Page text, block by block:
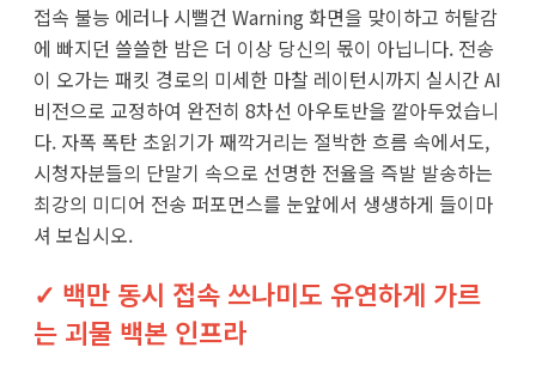
접속 불능 에러나 시뻘건 Warning 화면을 맞이하고 허탈감
에 빠지던 쓸쓸한 밤은 더 이상 당신의 몫이 아닙니다. 전송
이 오가는 패킷 경로의 미세한 마찰 레이턴시까지 실시간 AI
비전으로 교정하여 완전히 8차선 아우토반을 깔아두었습니
다. 자폭 폭탄 초읽기가 째깍거리는 절박한 흐름 속에서도,
시청자분들의 단말기 속으로 선명한 전율을 즉발 발송하는
최강의 미디어 전송 퍼포먼스를 눈앞에서 생생하게 들이마
셔 보십시오.
✓ 백만 동시 접속 쓰나미도 유연하게 가르
는 괴물 백본 인프라